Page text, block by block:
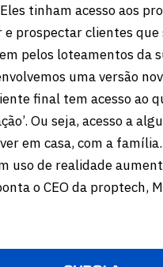
tinham acesso aos
prospectar clientes que
pelos loteamentos da
uma versão
final tem acesso ao
Ou seja, acesso a
em casa, com a
uso de realidade
o CEO da proptech,